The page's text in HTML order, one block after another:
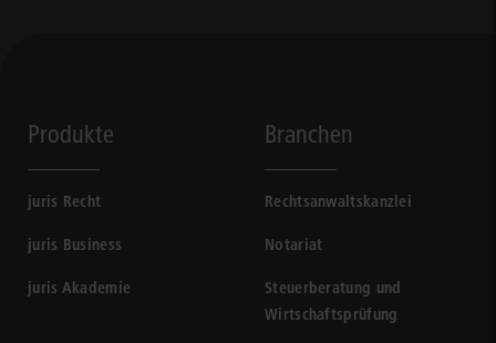
Produkte
juris Recht
juris Business
juris Akademie
Branchen
Rechtsanwaltskanzlei
Notariat
Steuerberatung und
Wirtschaftsprüfung